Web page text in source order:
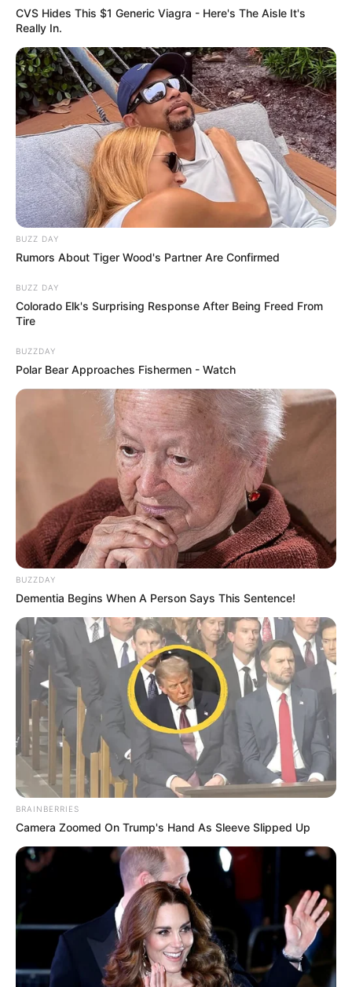
CVS Hides This $1 Generic Viagra - Here's The Aisle It's
Really In.
BUZZ DAY
Rumors About Tiger Wood's Partner Are Confirmed
BUZZ DAY
Colorado Elk's Surprising Response After Being Freed From
Tire
BUZZDAY
Polar Bear Approaches Fishermen - Watch
BUZZDAY
Dementia Begins When A Person Says This Sentence!
BRAINBERRIES
Camera Zoomed On Trump's Hand As Sleeve Slipped Up